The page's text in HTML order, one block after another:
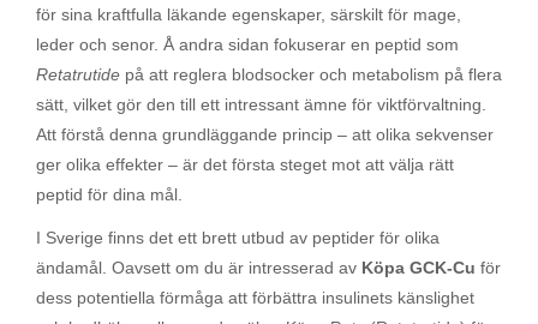
för sina kraftfulla läkande egenskaper, särskilt för mage,
leder och senor. Å andra sidan fokuserar en peptid som
Retatrutide på att reglera blodsocker och metabolism på flera
sätt, vilket gör den till ett intressant ämne för viktförvaltning.
Att förstå denna grundläggande princip – att olika sekvenser
ger olika effekter – är det första steget mot att välja rätt
peptid för dina mål.
I Sverige finns det ett brett utbud av peptider för olika
ändamål. Oavsett om du är intresserad av Köpa GCK-Cu för
dess potentiella förmåga att förbättra insulinets känslighet